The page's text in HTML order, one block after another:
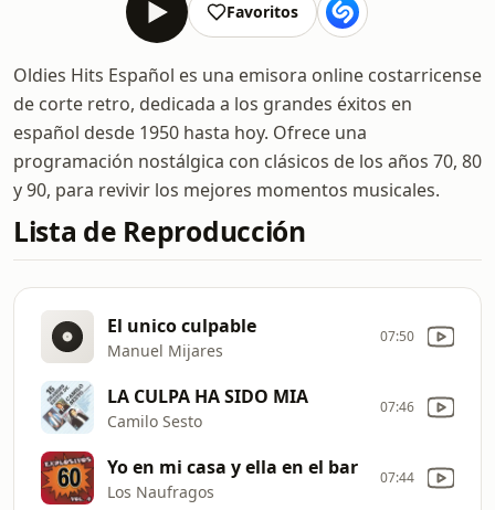
Favoritos
Oldies Hits Español es una emisora online costarricense
de corte retro, dedicada a los grandes éxitos en
español desde 1950 hasta hoy. Ofrece una
programación nostálgica con clásicos de los años 70, 80
y 90, para revivir los mejores momentos musicales.
Lista de Reproducción
El unico culpable
Manuel Mijares
07:50
LA CULPA HA SIDO MIA
Camilo Sesto
07:46
Yo en mi casa y ella en el bar
Los Naufragos
07:44